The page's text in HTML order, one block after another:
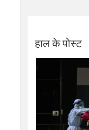
हाल के पोस्ट